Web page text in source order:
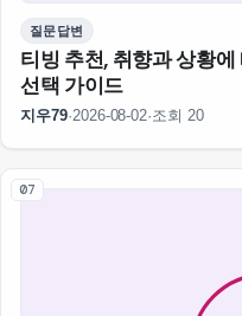
질문답변
티빙 추천, 취향과 상황
선택 가이드
지우79·2026-08-02·조회 20
07